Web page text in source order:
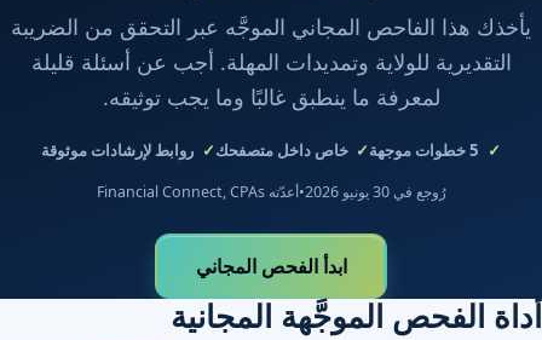
يأخذك هذا الفاحص المجاني الموجَّه عبر التحقق من الضريبة
التقديرية للولاية وتمديدات المهلة. أجب عن أسئلة قليلة
لمعرفة ما ينطبق غالبًا وما يجب توثيقه.
5خطوات موجهة خاص داخل متصفحك روابط لإرشادات موثوقة
رُوجع في 30 يونيو 2026 •أعدّته Financial Connect, CPAs
ابدأ الفحص المجاني
أداة الفحص الموجَّهة المجانية